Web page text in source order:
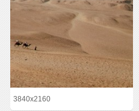
3840x2160